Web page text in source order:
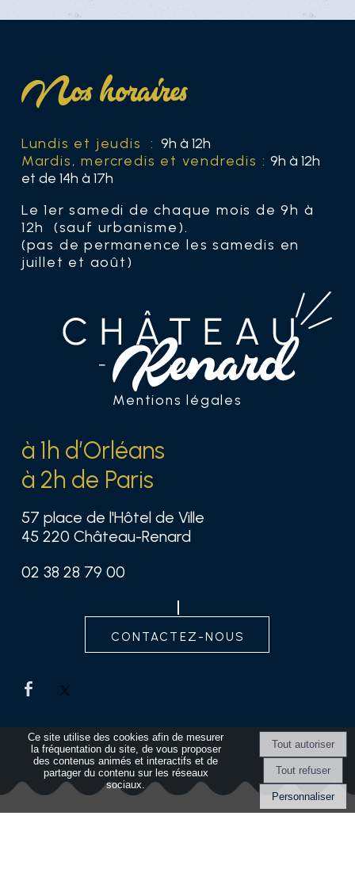
Nos horaires
Lundis et jeudis : 9h à 12h
Mardis, mercredis et vendredis :9h à 12h
et de 14h à 17h
Le 1er samedi de chaque mois de 9h à
12h (sauf urbanisme).
(pas de permanence les samedis en
juillet et août)
Mentions légales
à 1h d’Orléans
à 2h de Paris
57 place de l'Hôtel de Ville
45 220 Château-Renard
02 38 28 79 00
contactez-nous
Ce site utilise des cookies afin de mesurer
la fréquentation du site, de vous proposer
des contenus animés et interactifs et de
partager du contenu sur les réseaux
sociaux.
Personnaliser